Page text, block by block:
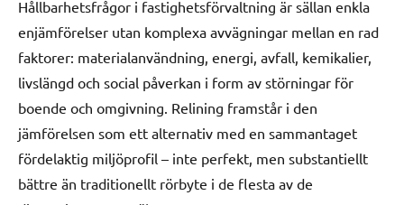
Hållbarhetsfrågor i fastighetsförvaltning är sällan enkla
enjämförelser utan komplexa avvägningar mellan en rad
faktorer: materialanvändning, energi, avfall, kemikalier,
livslängd och social påverkan i form av störningar för
boende och omgivning. Relining framstår i den
jämförelsen som ett alternativ med en sammantaget
fördelaktig miljöprofil – inte perfekt, men substantiellt
bättre än traditionellt rörbyte i de flesta av de